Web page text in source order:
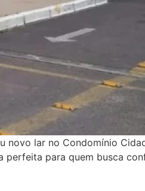
novo lar no Condomínio
perfeita para quem busca